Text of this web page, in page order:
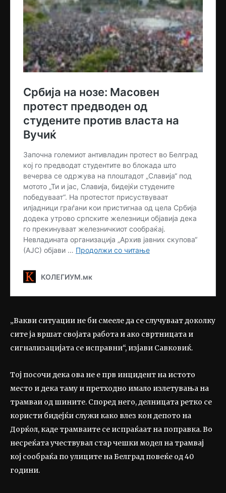
„Вакви ситуации не би смееле да се случуваат доколку
сите ја вршат својата работа и ако свртницата и
сигнализацијата се исправни“, изјави Савковиќ.
Тој посочи дека ова не е прв инцидент на истото
место и дека таму и претходно имало излетувања на
трамваи од шините. Според него, делницата ретко се
користи бидејќи служи како влез кон депото на
Дорќол, каде трамваите се испраќаат на поправка. Во
несреќата учествувал стар чешки модел на трамвај
кој сообраќа по улиците на Белград повеќе од 40
години.